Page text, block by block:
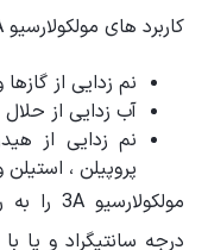
کاربرد های مولکولارسیو 3A :
نم زدایی از
آب زدایی از
نم زدایی از
پروپیلن ، استیلن